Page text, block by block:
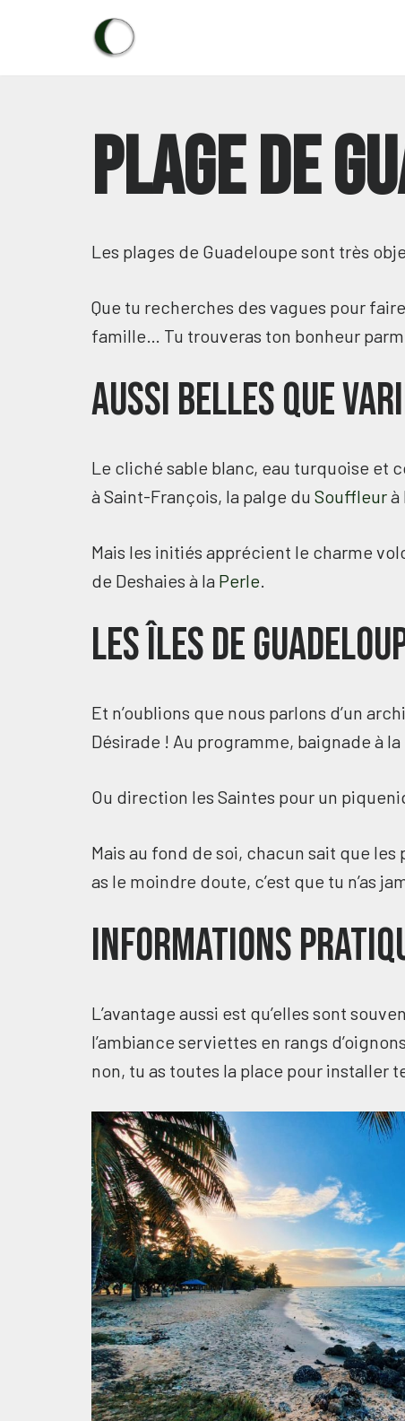
Plage de
Les plages de Guadeloupe sont très
Que tu recherches des vagues pour
famille… Tu trouveras ton bonheur
Aussi belles que
Le cliché sable blanc, eau turquoise et
à Saint-François, la palge du Souffleurà
Mais les initiés apprécient le charme
de Deshaies à la Perle
Les îles de
Et n’oublions que nous parlons d’un
Désirade ! Au programme, baignade à
Ou direction les Saintes pour un
Mais au fond de soi, chacun sait que les
as le moindre doute, c’est que tu n’as
Informations
L’avantage aussi est qu’elles sont
l’ambiance serviettes en rangs
non, tu as toutes la place pour installer